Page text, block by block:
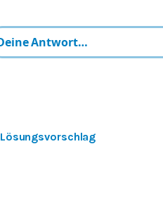
Lösungsvorschlag